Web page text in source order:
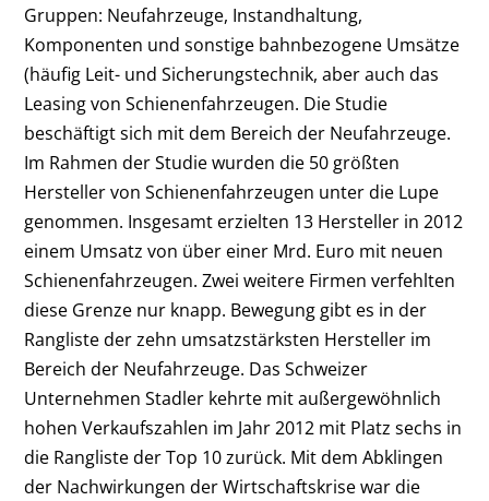
Gruppen: Neufahrzeuge, Instandhaltung,
Komponenten und sonstige bahnbezogene Umsätze
(häufig Leit- und Sicherungstechnik, aber auch das
Leasing von Schienenfahrzeugen. Die Studie
beschäftigt sich mit dem Bereich der Neufahrzeuge.
Im Rahmen der Studie wurden die 50 größten
Hersteller von Schienenfahrzeugen unter die Lupe
genommen. Insgesamt erzielten 13 Hersteller in 2012
einem Umsatz von über einer Mrd. Euro mit neuen
Schienenfahrzeugen. Zwei weitere Firmen verfehlten
diese Grenze nur knapp. Bewegung gibt es in der
Rangliste der zehn umsatzstärksten Hersteller im
Bereich der Neufahrzeuge. Das Schweizer
Unternehmen Stadler kehrte mit außergewöhnlich
hohen Verkaufszahlen im Jahr 2012 mit Platz sechs in
die Rangliste der Top 10 zurück. Mit dem Abklingen
der Nachwirkungen der Wirtschaftskrise war die